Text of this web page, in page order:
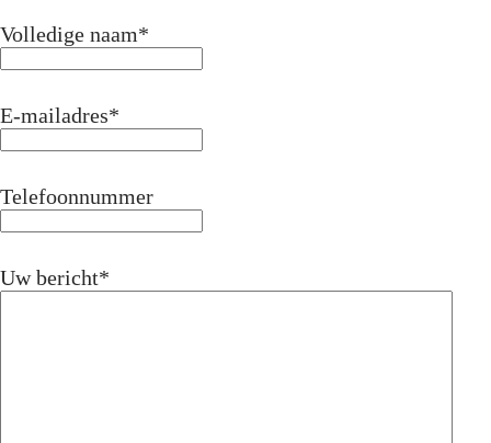
Volledige naam*
E-mailadres*
Telefoonnummer
Uw bericht*